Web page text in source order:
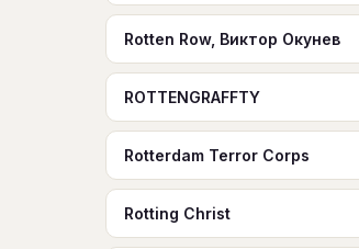
Rotten Row, Виктор Окунев
ROTTENGRAFFTY
Rotterdam Terror Corps
Rotting Christ